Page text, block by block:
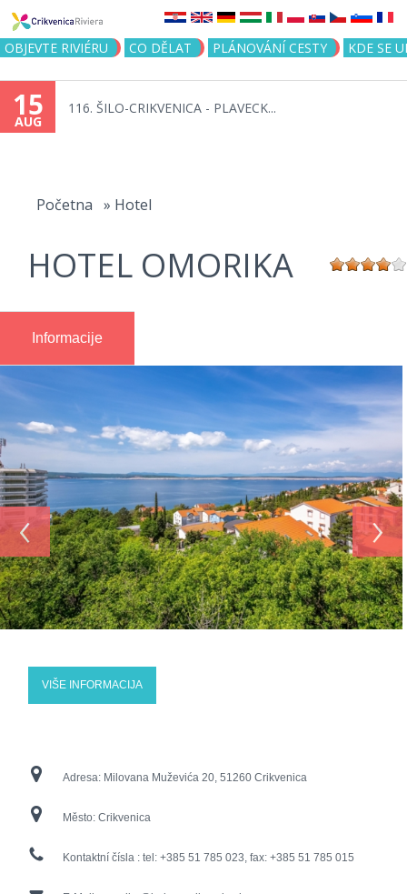
Jump to navigation
OBJEVTE RIVIÉRU CO DĚLAT PLÁNOVÁNÍ CESTY KDE SE
15
AUG
116. ŠILO-CRIKVENICA - PLAVECK...
Početna » Hotel
HOTEL OMORIKA
Informacije
‹ ›
VIŠE INFORMACIJA
Adresa: Milovana Muževića 20, 51260 Crikvenica
Město: Crikvenica
Kontaktní čísla : tel: +385 51 785 023, fax: +385 51 785 015